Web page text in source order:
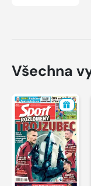
Všechna